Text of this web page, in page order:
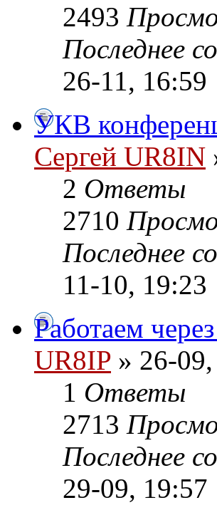
2493
Последнее
26-11, 16:59
УКВ
Сергей UR8IN
2 Ответы
2710
Последнее
11-10, 19:23
Работаем
UR8IP » 26-
1 Ответы
2713
Последнее
29-09, 19:57